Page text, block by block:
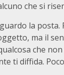
che si
la posta.
ma il
che
ti diffida.